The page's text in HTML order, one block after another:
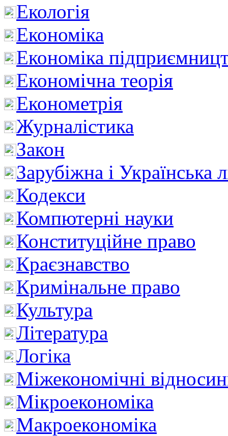
Екологія
Економіка
Економіка
Економічна теорія
Економетрія
Журналістика
Закон
Зарубіжна і Українська
Кодекси
Компютерні науки
Конституційне право
Краєзнавство
Кримінальне право
Культура
Література
Логіка
Міжекономічні
Мікроекономіка
Макроекономіка